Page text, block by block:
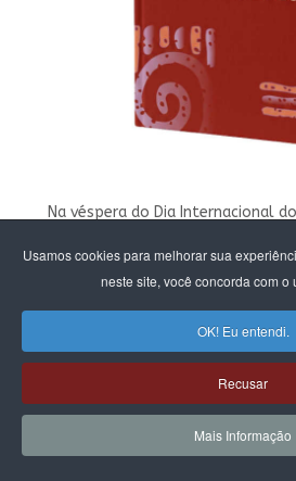
Usamos cookies para melhorar sua
neste site, você concorda com o
OK! Eu entendi.
Recusar
Mais Informação
Na véspera do Dia Internacional
organizações feministas,
movimentos de mulheres e
para analisar a situação atual da
à laicidade do Estado.